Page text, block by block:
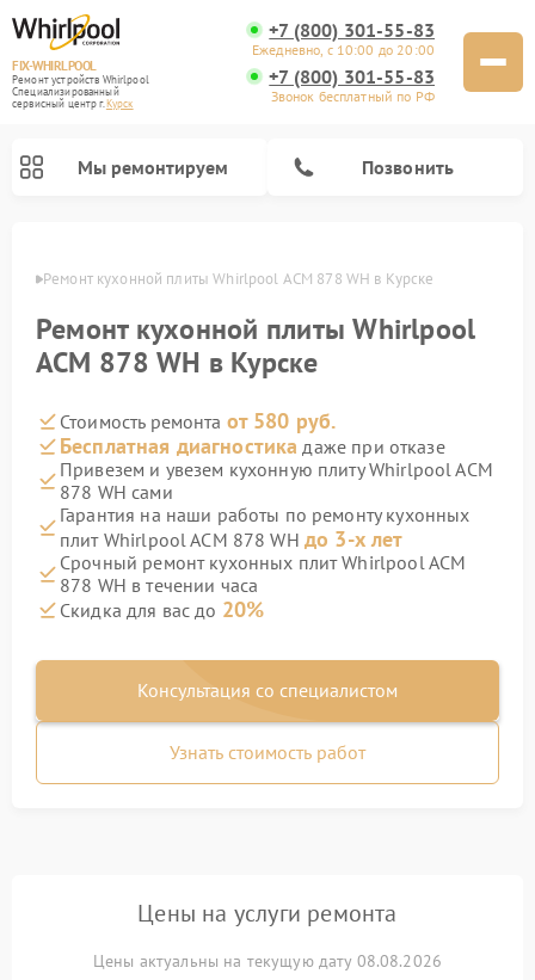
FIX-WHIRLPOOL
Ремонт устройств Whirlpool
Специализированный
cервисный центр г.Курск
+7 (800) 301-55-83
Ежедневно, с 10:00 до 20:00
+7 (800) 301-55-83
Звонок бесплатный по РФ
Мы ремонтируем Позвонить
Ремонт кухонной плиты Whirlpool ACM 878 WH в Курске
Ремонт кухонной плиты Whirlpool
ACM 878 WH в Курске
Стоимость ремонта от 580 руб.
Бесплатная диагностика даже при отказе
Привезем и увезем кухонную плиту Whirlpool ACM
878 WH сами
Гарантия на наши работы по ремонту кухонных
плит Whirlpool ACM 878 WH до 3-х лет
Срочный ремонт кухонных плит Whirlpool ACM
878 WH в течении часа
Скидка для вас до 20%
Консультация со специалистом
Узнать стоимость работ
Цены на услуги ремонта
Цены актуальны на текущую дату 08.08.2026